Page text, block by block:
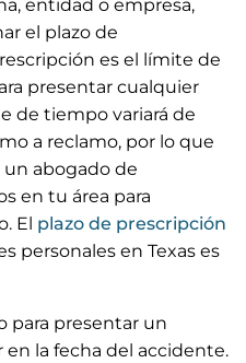
entidad o empresa,
el plazo de
es el límite de
presentar cualquier
de tiempo variará de
a reclamo, por lo que
abogado de
en tu área para
El plazo de prescripción
personales en Texas es
para presentar un
en la fecha del accidente.